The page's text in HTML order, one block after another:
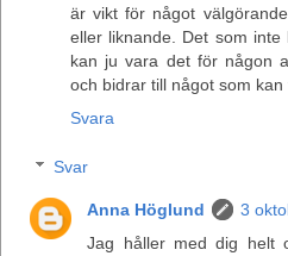
är vikt för något
eller liknande. Det som
kan ju vara det för någon
och bidrar till något som kan
Svara
Svar
Anna Höglund
3
Jag håller med dig helt